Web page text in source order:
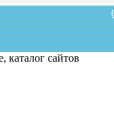
сайтов